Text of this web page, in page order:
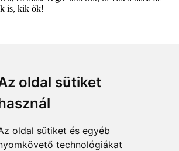
oldal sütiket
oldal sütiket és egyéb
technológiákat
is, kik ők!
a kosárban: Miért vesszük
és mit tehetünk a bűntudat
de tele van pszichológiai csapdákkal
hosszas böngészésig. Megmutatjuk, hogyan
online, és miként kerüld el a vásárlás
döntésekkel. Készülj fel, hogy máshogy